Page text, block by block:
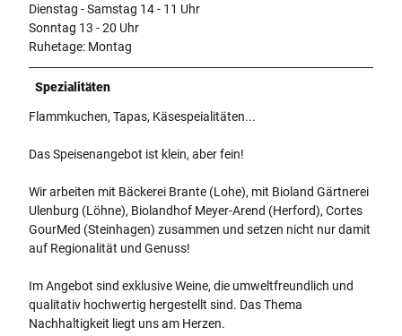
Dienstag - Samstag 14 - 11 Uhr
Sonntag 13 - 20 Uhr
Ruhetage: Montag
Spezialitäten
Flammkuchen, Tapas, Käsespeialitäten...
Das Speisenangebot ist klein, aber fein!
Wir arbeiten mit Bäckerei Brante (Lohe), mit Bioland Gärtnerei
Ulenburg (Löhne), Biolandhof Meyer-Arend (Herford), Cortes
GourMed (Steinhagen) zusammen und setzen nicht nur damit
auf Regionalität und Genuss!
Im Angebot sind exklusive Weine, die umweltfreundlich und
qualitativ hochwertig hergestellt sind. Das Thema
Nachhaltigkeit liegt uns am Herzen.